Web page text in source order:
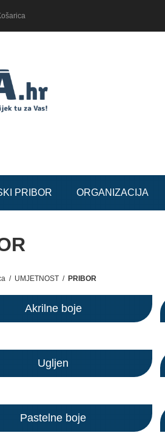
PRIBOR ORGANIZACIJA
/ UMJETNOST / PRIBOR
Akrilne boje
Ugljen
Pastelne boje